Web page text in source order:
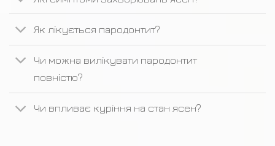
Як лікується пародонтит?
Чи можна вилікувати пародонтит
повністю?
Чи впливає куріння на стан ясен?